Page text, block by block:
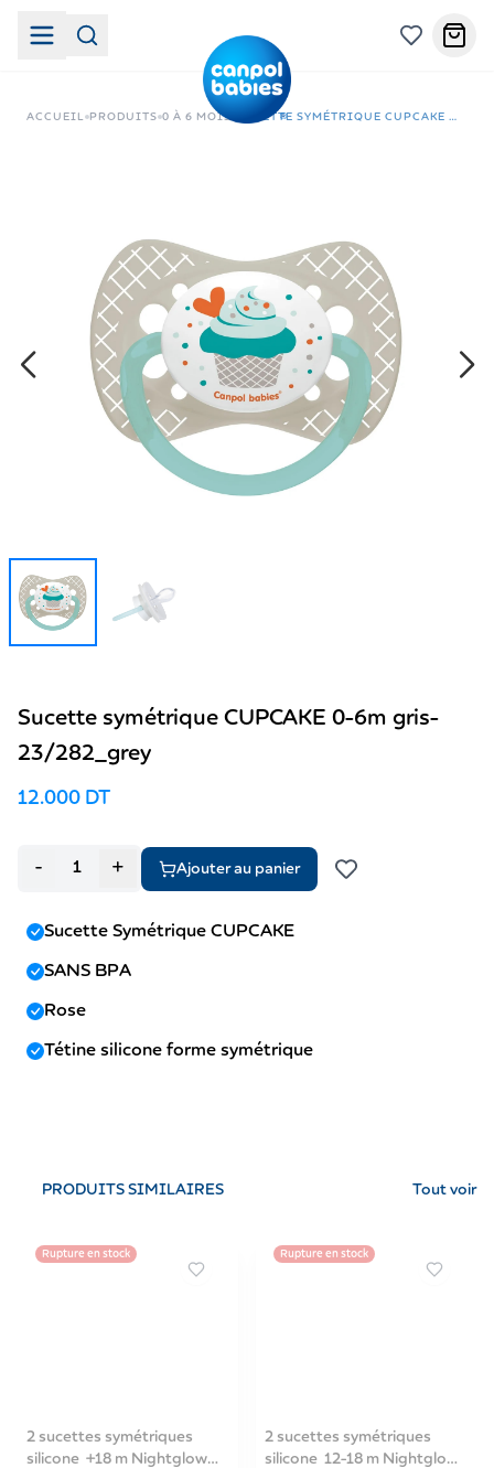
ACCUEIL PRODUITS 0 À 6 MOIS SUCETTE SYMÉTRIQUE CUPCAKE 0-6M GRIS-23/282_GREY
Sucette symétrique CUPCAKE 0-6m gris-
23/282_grey
12.000 DT
- + Ajouter au panier
Sucette Symétrique CUPCAKE
SANS BPA
Rose
Tétine silicone forme symétrique
PRODUITS SIMILAIRES Tout voir
Rupture en stock
2 sucettes symétriques
silicone +18 m Nightglow
Rupture en stock
2 sucettes symétriques
silicone 12-18 m Nightglow